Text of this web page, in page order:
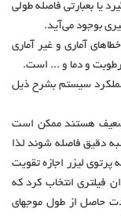
یا بعبارتی فاصله طولی
بوجود می‌آید.
آماری و غیر آماری
رطوبت و دما و ... است.
عملکرد سیستم بشرح ذیل
ضعیف هستند ممکن است
دقیق فاصله شوند لذا
پرتوی لیزر اجازه تقویت
فیلتری انتخاب کرد که
حاصل از طول موجهای